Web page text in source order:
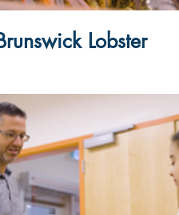
Lobster